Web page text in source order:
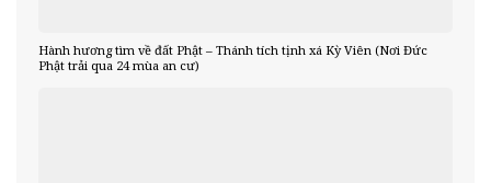
Hành hương tìm về đất Phật – Thánh tích tịnh xá Kỳ Viên (Nơi Đức
Phật trải qua 24 mùa an cư)